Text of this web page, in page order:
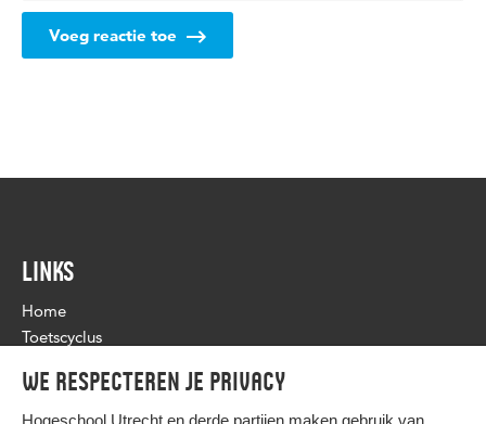
We respecteren je privacy
Hogeschool Utrecht en derde partijen maken gebruik van
Voeg reactie toe
LINKS
Home
Toetscyclus
Flexibele toetsing
Nieuws